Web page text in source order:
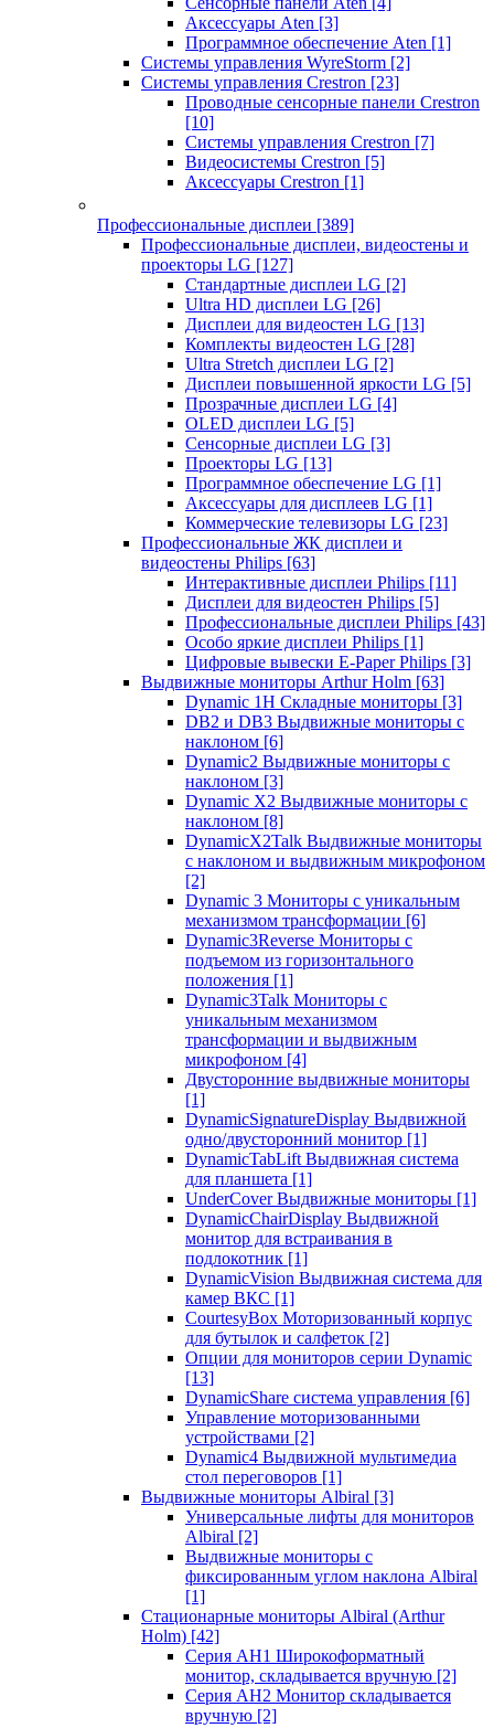
Аксессуары Aten [3]
Программное обеспечение Aten [1]
Системы управления WyreStorm [2]
Системы управления Crestron [23]
Проводные сенсорные панели Crestron
[10]
Системы управления Crestron [7]
Видеосистемы Crestron [5]
Аксессуары Crestron [1]
Профессиональные дисплеи [389]
Профессиональные дисплеи, видеостены и
проекторы LG [127]
Стандартные дисплеи LG [2]
Ultra HD дисплеи LG [26]
Дисплеи для видеостен LG [13]
Комплекты видеостен LG [28]
Ultra Stretch дисплеи LG [2]
Дисплеи повышенной яркости LG [5]
Прозрачные дисплеи LG [4]
OLED дисплеи LG [5]
Сенсорные дисплеи LG [3]
Проекторы LG [13]
Программное обеспечение LG [1]
Аксессуары для дисплеев LG [1]
Коммерческие телевизоры LG [23]
Профессиональные ЖК дисплеи и
видеостены Philips [63]
Интерактивные дисплеи Philips [11]
Дисплеи для видеостен Philips [5]
Профессиональные дисплеи Philips [43]
Особо яркие дисплеи Philips [1]
Цифровые вывески E-Paper Philips [3]
Выдвижные мониторы Arthur Holm [63]
Dynamic 1Н Складные мониторы [3]
DB2 и DB3 Выдвижные мониторы с
наклоном [6]
Dynamic2 Выдвижные мониторы с
наклоном [3]
Dynamic X2 Выдвижные мониторы с
наклоном [8]
DynamicX2Talk Выдвижные мониторы
с наклоном и выдвижным микрофоном
[2]
Dynamic 3 Мониторы с уникальным
механизмом трансформации [6]
Dynamic3Reverse Мониторы с
подъемом из горизонтального
положения [1]
Dynamic3Talk Мониторы с
уникальным механизмом
трансформации и выдвижным
микрофоном [4]
Двусторонние выдвижные мониторы
[1]
DynamicSignatureDisplay Выдвижной
одно/двусторонний монитор [1]
DynamicTabLift Выдвижная система
для планшета [1]
UnderCover Выдвижные мониторы [1]
DynamicChairDisplay Выдвижной
монитор для встраивания в
подлокотник [1]
DynamicVision Выдвижная система для
камер ВКС [1]
CourtesyBox Моторизованный корпус
для бутылок и салфеток [2]
Опции для мониторов серии Dynamic
[13]
DynamicShare система управления [6]
Управление моторизованными
устройствами [2]
Dynamic4 Выдвижной мультимедиа
стол переговоров [1]
Выдвижные мониторы Albiral [3]
Универсальные лифты для мониторов
Albiral [2]
Выдвижные мониторы с
фиксированным углом наклона Albiral
[1]
Стационарные мониторы Albiral (Arthur
Holm) [42]
Серия AH1 Широкоформатный
монитор, складывается вручную [2]
Серия AH2 Монитор складывается
вручную [2]